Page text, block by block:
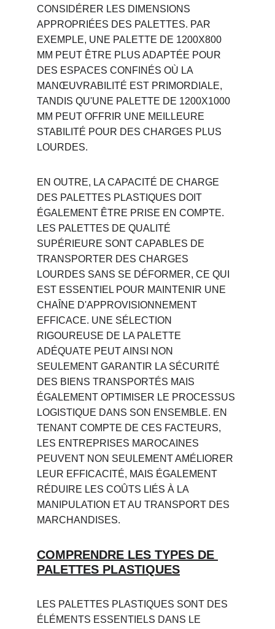
CONSIDÉRER LES DIMENSIONS
APPROPRIÉES DES PALETTES. PAR
EXEMPLE, UNE PALETTE DE 1200X800
MM PEUT ÊTRE PLUS ADAPTÉE POUR
DES ESPACES CONFINÉS OÙ LA
MANŒUVRABILITÉ EST PRIMORDIALE,
TANDIS QU'UNE PALETTE DE 1200X1000
MM PEUT OFFRIR UNE MEILLEURE
STABILITÉ POUR DES CHARGES PLUS
LOURDES.
EN OUTRE, LA CAPACITÉ DE CHARGE
DES PALETTES PLASTIQUES DOIT
ÉGALEMENT ÊTRE PRISE EN COMPTE.
LES PALETTES DE QUALITÉ
SUPÉRIEURE SONT CAPABLES DE
TRANSPORTER DES CHARGES
LOURDES SANS SE DÉFORMER, CE QUI
EST ESSENTIEL POUR MAINTENIR UNE
CHAÎNE D'APPROVISIONNEMENT
EFFICACE. UNE SÉLECTION
RIGOUREUSE DE LA PALETTE
ADÉQUATE PEUT AINSI NON
SEULEMENT GARANTIR LA SÉCURITÉ
DES BIENS TRANSPORTÉS MAIS
ÉGALEMENT OPTIMISER LE PROCESSUS
LOGISTIQUE DANS SON ENSEMBLE. EN
TENANT COMPTE DE CES FACTEURS,
LES ENTREPRISES MAROCAINES
PEUVENT NON SEULEMENT AMÉLIORER
LEUR EFFICACITÉ, MAIS ÉGALEMENT
RÉDUIRE LES COÛTS LIÉS À LA
MANIPULATION ET AU TRANSPORT DES
MARCHANDISES.
COMPRENDRE LES TYPES DE
PALETTES PLASTIQUES
LES PALETTES PLASTIQUES SONT DES
ÉLÉMENTS ESSENTIELS DANS LE